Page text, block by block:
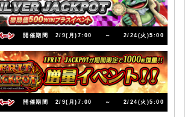
開催期間 2/9(月)7:00 ～ 2/24(火)5:00
開催期間 2/9(月)7:00 ～ 2/24(火)5:00